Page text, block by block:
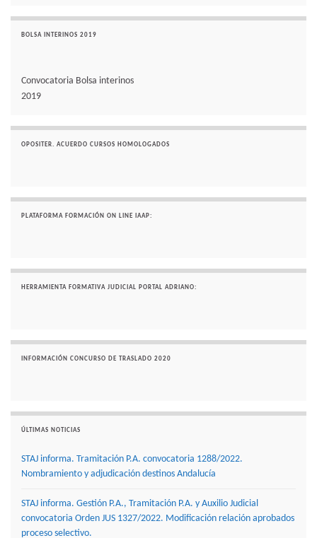
BOLSA INTERINOS 2019
Convocatoria Bolsa interinos
2019
OPOSITER. ACUERDO CURSOS HOMOLOGADOS
PLATAFORMA FORMACIÓN ON LINE IAAP:
HERRAMIENTA FORMATIVA JUDICIAL PORTAL ADRIANO:
INFORMACIÓN CONCURSO DE TRASLADO 2020
ÚLTIMAS NOTICIAS
STAJ informa. Tramitación P.A. convocatoria 1288/2022.
Nombramiento y adjudicación destinos Andalucía
STAJ informa. Gestión P.A., Tramitación P.A. y Auxilio Judicial
convocatoria Orden JUS 1327/2022. Modificación relación aprobados
proceso selectivo.